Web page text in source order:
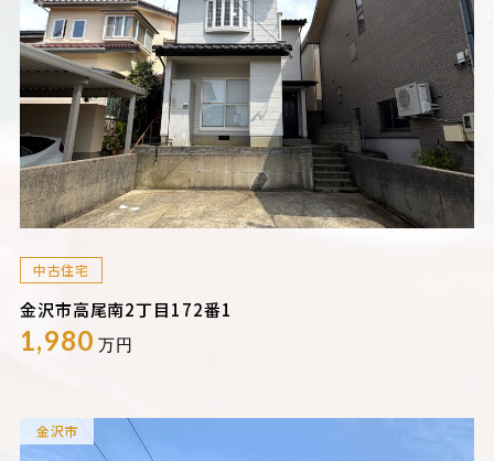
中古住宅
金沢市高尾南2丁目172番1
1,980 万円
金沢市